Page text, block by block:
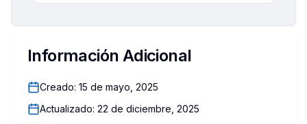
Información Adicional
Creado: 15 de mayo, 2025
Actualizado: 22 de diciembre, 2025